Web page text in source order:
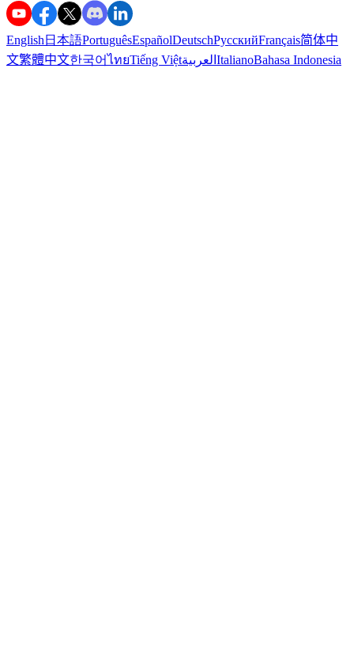
English 日本語PortuguêsEspañolDeutschРусскийFrançais简体中
文繁體中文한국어ไทยTiếng Việtالعربية ItalianoBahasa Indonesia